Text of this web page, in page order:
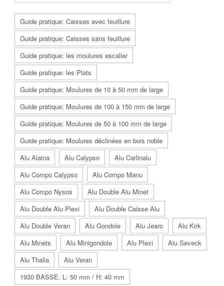
Guide pratique: Caisses avec feuillure
Guide pratique: Caisses sans feuillure
Guide pratique: les moulures escalier
Guide pratique: les Plats
Guide pratique: Moulures de 10 à 50 mm de large
Guide pratique: Moulures de 100 à 150 mm de large
Guide pratique: Moulures de 50 à 100 mm de large
Guide pratique: Moulures déclinées en bois noble
Alu Alaina
Alu Calypso
Alu Carlinalu
Alu Compo Calypso
Alu Compo Manu
Alu Compo Nysos
Alu Double Alu Minet
Alu Double Alu Plexi
Alu Double Caisse Alu
Alu Double Veran
Alu Gondole Alu Jearo
Alu Kirk
Alu Minets
Alu Minigondole Alu Plexi
Alu Seveck
Alu Thalia
Alu Veran
1930 BASSE. L: 50 mm / H: 40 mm